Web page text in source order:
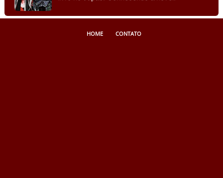
HOME CONTATO